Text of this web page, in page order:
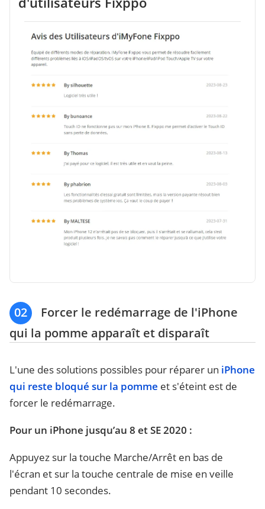
02
Forcer le redémarrage de l'iPhone
qui la pomme apparaît et disparaît
L'une des solutions possibles pour réparer un iPhone
qui reste bloqué sur la pomme et s'éteint est de
forcer le redémarrage.
Pour un iPhone jusqu’au 8 et SE 2020 :
Appuyez sur la touche Marche/Arrêt en bas de
l'écran et sur la touche centrale de mise en veille
pendant 10 secondes.